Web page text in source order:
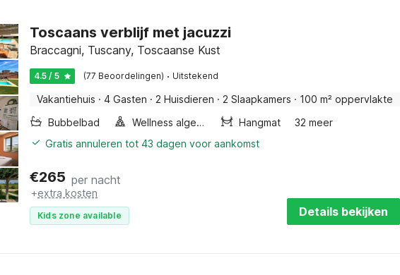
Toscaans verblijf met jacuzzi
Braccagni, Tuscany, Toscaanse Kust
4.5 / 5 (77 Beoordelingen) · Uitstekend
Vakantiehuis · 4 Gasten · 2 Huisdieren · 2 Slaapkamers · 100 m² oppervlakte
Bubbelbad
Wellness algemeen Hangmat
32 meer
Gratis annuleren tot 43 dagen voor aankomst
€265 per nacht
+extra kosten
Kids zone available Details bekijken